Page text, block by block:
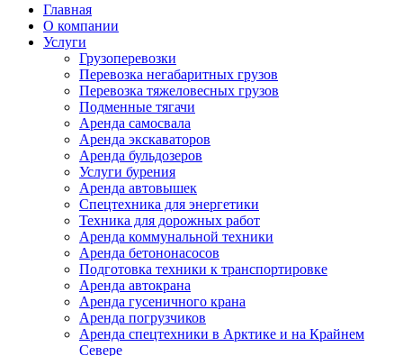
Главная
О компании
Услуги
Грузоперевозки
Перевозка негабаритных грузов
Перевозка тяжеловесных грузов
Подменные тягачи
Аренда самосвала
Аренда экскаваторов
Аренда бульдозеров
Услуги бурения
Аренда автовышек
Спецтехника для энергетики
Техника для дорожных работ
Аренда коммунальной техники
Аренда бетононасосов
Подготовка техники к транспортировке
Аренда автокрана
Аренда гусеничного крана
Аренда погрузчиков
Аренда спецтехники в Арктике и на Крайнем
Севере